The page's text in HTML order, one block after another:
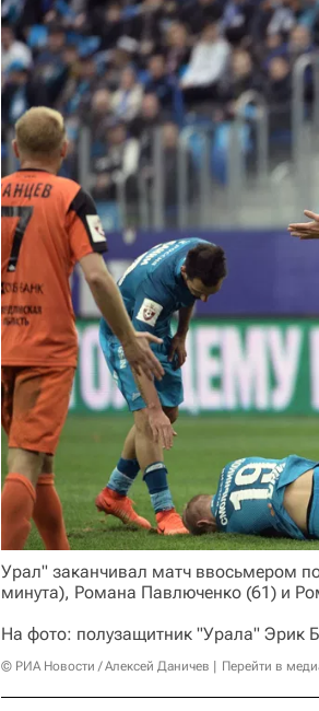
Урал" заканчивал матч ввосьмером
минута), Романа Павлюченко (61) и
На фото: полузащитник "Урала" Эрик
© РИА Новости / Алексей Даничев Перейти в